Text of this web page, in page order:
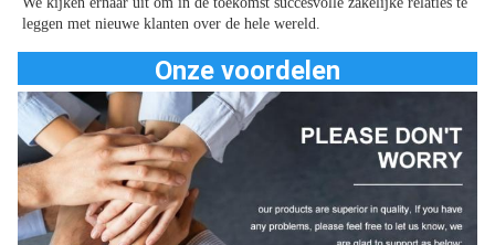
leggen met nieuwe klanten over de hele wereld.
Onze voordelen